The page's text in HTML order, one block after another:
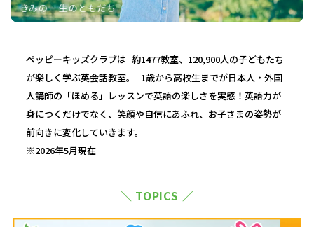
ペッピーキッズクラブは 約1477教室、120,900人の子どもたち
が楽しく学ぶ英会話教室。 1歳から高校生までが日本人・外国
人講師の「ほめる」レッスンで英語の楽しさを実感！英語力が
身につくだけでなく、笑顔や自信にあふれ、お子さまの姿勢が
前向きに変化していきます。
※2026年5月現在
＼ TOPICS ／